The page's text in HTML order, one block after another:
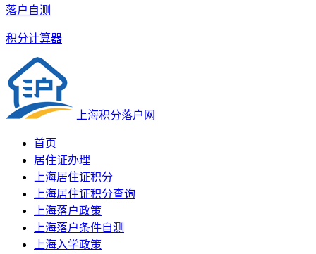
落户自测
积分计算器
上海积分落户网
首页
居住证办理
上海居住证积分
上海居住证积分查询
上海落户政策
上海落户条件自测
上海入学政策